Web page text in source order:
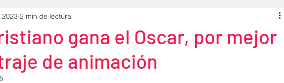
gana el Oscar, por mejor
de animación
2023 2 min de lectura